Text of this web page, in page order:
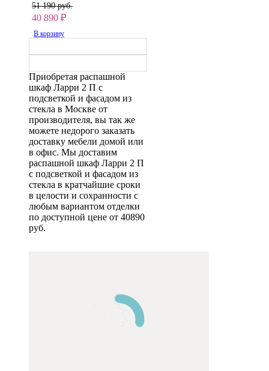
51 190 руб.
40 890 ₽
В корзину
Приобретая распашной
шкаф Ларри 2 П с
подсветкой и фасадом из
стекла в Москве от
производителя, вы так же
можете недорого заказать
доставку мебели домой или
в офис. Мы доставим
распашной шкаф Ларри 2 П
с подсветкой и фасадом из
стекла в кратчайшие сроки
в целости и сохранности с
любым вариантом отделки
по доступной цене от 40890
руб.